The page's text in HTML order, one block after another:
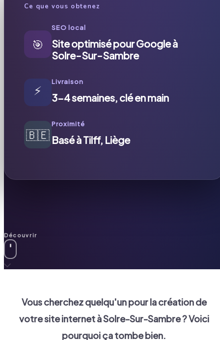
Ce que vous obtenez
🎯
SEO local
Site optimisé pour Google à
Solre-Sur-Sambre
⚡
Livraison
3-4 semaines, clé en main
🇧🇪
Proximité
Basé à Tilff, Liège
Découvrir
Vous cherchez quelqu'un pour la création de
votre site internet àSolre-Sur-Sambre? Voici
pourquoi ça tombe bien.